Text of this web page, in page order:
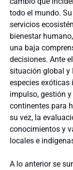
todo el mundo.
servicios
bienestar
una baja
decisiones. Ante
situación global y
especies exóticas
impulso, gestión
continentes para
su vez, la
conocimientos y
locales e
A lo anterior se